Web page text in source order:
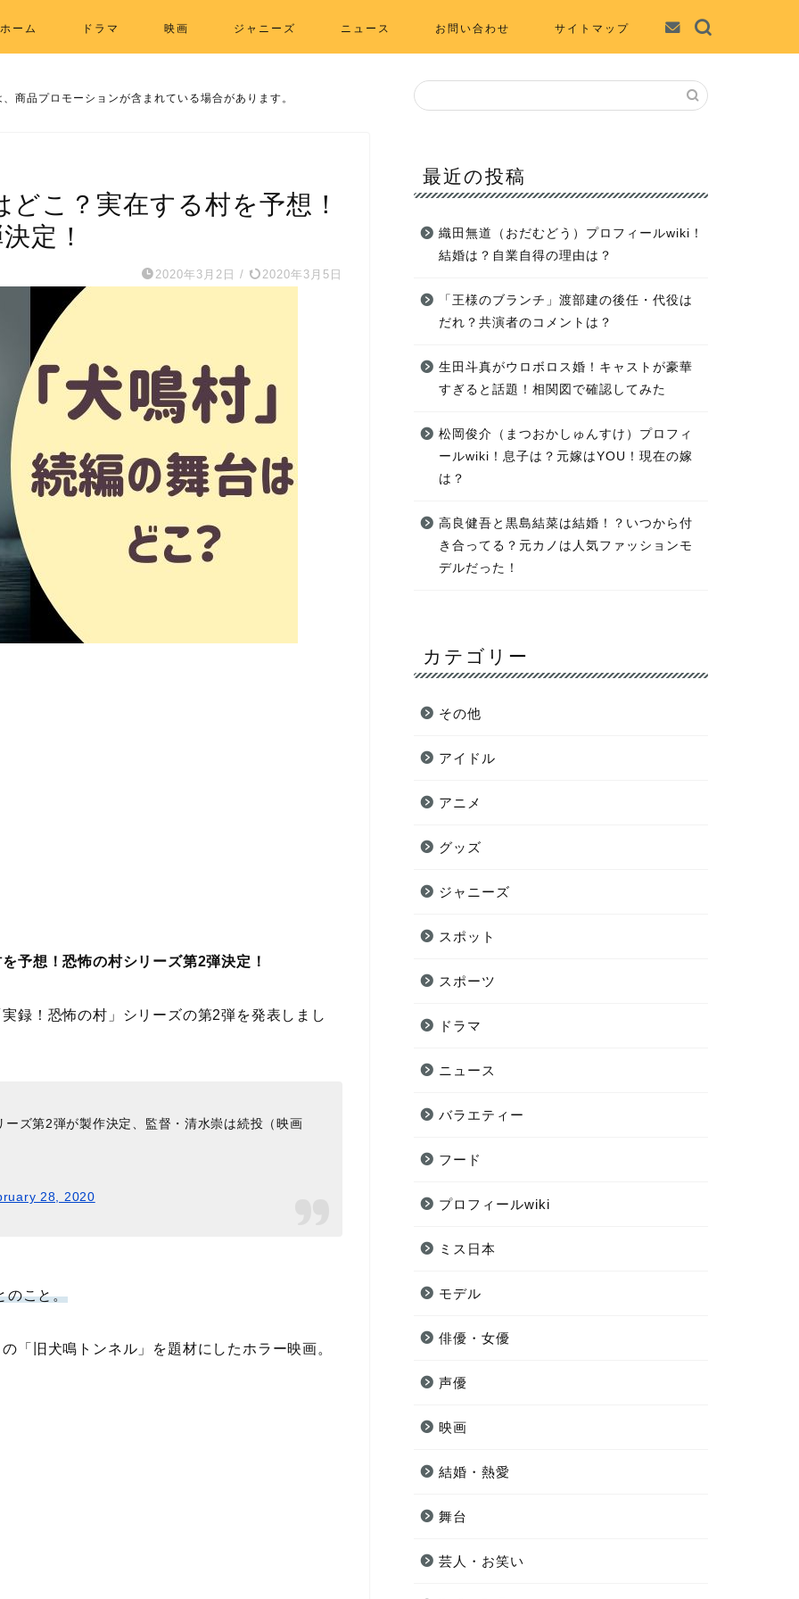
ホーム ドラマ 映画 ジャニーズ ニュース お問い合わせ サイトマップ
商品プロモーションが含まれている場合があります。
こ？実在する村を予想！
決定！
2020年3月2日 / 2020年3月5日
予想！恐怖の村シリーズ第2弾決定！
録！恐怖の村」シリーズの第2弾を発表しまし
ズ第2弾が製作決定、監督・清水崇は続投（映画
28, 2020
のこと。
「旧犬鳴トンネル」を題材にしたホラー映画。
最近の投稿
織田無道（おだむどう）プロフィールwiki！
結婚は？自業自得の理由は？
「王様のブランチ」渡部建の後任・代役は
だれ？共演者のコメントは？
生田斗真がウロボロス婚！キャストが豪華
すぎると話題！相関図で確認してみた
松岡俊介（まつおかしゅんすけ）プロフィ
ールwiki！息子は？元嫁はYOU！現在の嫁
は？
高良健吾と黒島結菜は結婚！？いつから付
き合ってる？元カノは人気ファッションモ
デルだった！
カテゴリー
その他
アイドル
アニメ
グッズ
ジャニーズ
スポット
スポーツ
ドラマ
ニュース
バラエティー
フード
プロフィールwiki
ミス日本
モデル
俳優・女優
声優
映画
結婚・熱愛
舞台
芸人・お笑い